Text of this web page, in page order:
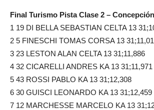
Final Turismo Pista Clase 2 –
1 19 DI BELLA SEBASTIAN CELTA 13
2 5 FINESCHI TOMAS CORSA 13
3 23 LESTON ALAN CELTA 13 31;11,886
4 32 CICARELLI ANDRES KA 13 31;11,971
5 43 ROSSI PABLO KA 13 31;12,308
6 30 GUISCI LEONARDO KA 13 31;12,459
7 12 MARCHESSE MARCELO KA 13